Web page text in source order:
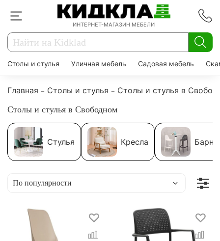
ИНТЕРНЕТ-МАГАЗИН МЕБЕЛИ
Столы и стулья Уличная мебель Садовая мебель
Главная Столы и стулья
Столы и стулья в
Столы и стулья в Свободном
Стулья Кресла